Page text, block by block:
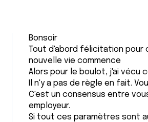
Bonsoir
Tout d'abord félicitation pour
nouvelle vie commence
Alors pour le boulot, j'ai vécu
Il n'y a pas de règle en fait.
C'est un consensus entre
employeur.
Si tout ces paramètres sont